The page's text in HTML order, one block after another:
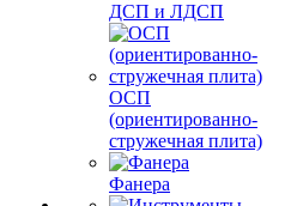
ДСП и ЛДСП
ОСП
(ориентированно-
стружечная плита)
Фанера